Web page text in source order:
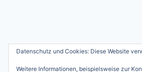
Datenschutz und Cookies: Diese Website
Weitere Informationen, beispielsweise zur